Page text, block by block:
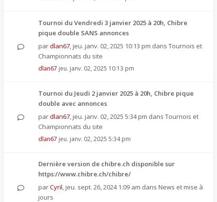
Tournoi du Vendredi 3 janvier 2025 à 20h, Chibre
pique double SANS annonces
pardlan67, jeu. janv. 02, 2025 10:13 pm dans Tournois et
Championnats du site
dlan67 jeu. janv. 02, 2025 10:13 pm
Tournoi du Jeudi 2 janvier 2025 à 20h, Chibre pique
double avec annonces
pardlan67, jeu. janv. 02, 2025 5:34 pm dans Tournois et
Championnats du site
dlan67 jeu. janv. 02, 2025 5:34 pm
Dernière version de chibre.ch disponible sur
https://www.chibre.ch/chibre/
parCyril, jeu. sept. 26, 2024 1:09 am dans News et mise à
jours